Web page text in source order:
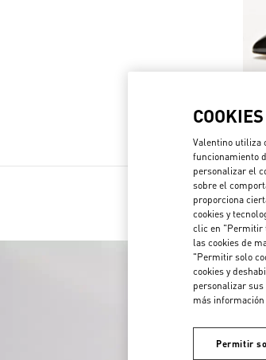
Valentino utiliza
funcionamiento
personalizar el
sobre el
proporciona
cookies y
clic en "Permitir
las cookies de
"Permitir solo
cookies y
personalizar
más información
Permitir